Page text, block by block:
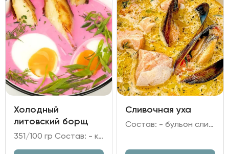
Холодный
литовский борщ
351/100 гр Состав: - кефир; сметана; огурец; свекла; лук зелёный; укроп; петрушка; хрен; горчица; укропное масло; лимонный сок; яйцо куриное; - картофель отварной.
Сливочная уха
Состав: - бульон сливочный из морского окуня; - форель, мидии; - перец болгарский, лук репчатый, морковь, сельдерей, чеснок, зелень.